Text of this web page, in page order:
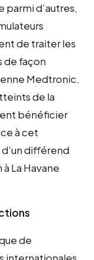
parmi d’autres,
de traiter les
de façon
Medtronic.
de la
bénéficier
à cet
différend
La Havane
de